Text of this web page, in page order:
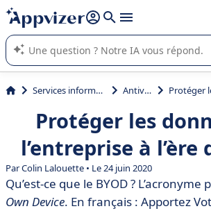
répondre (plusieurs lignes avec
L'IA de Appvizer vous guide dans l'utilisation ou
logiciel SaaS en entreprise.
Services informatiques Antivirus
Protéger les
l’entreprise à l’ère
Par Colin Lalouette • Le 24 juin 2020
Qu’est-ce que le BYOD ? L’acronyme
Own Device. En français : Apportez